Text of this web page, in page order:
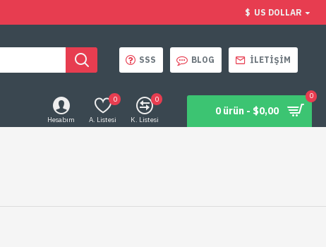
$ US DOLLAR
SSS BLOG İLETIŞIM
Hesabım A. Listesi
0
K. Listesi
0
0 ürün - $0,00
0